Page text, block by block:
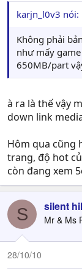
karjn_l0v3 nói:
Không phải
như mấy
650MB/part
à ra là thế vậy
down link
Hôm qua cũng
trang, độ hot
còn đang xem
S silent
Mr & Ms
28/10/10